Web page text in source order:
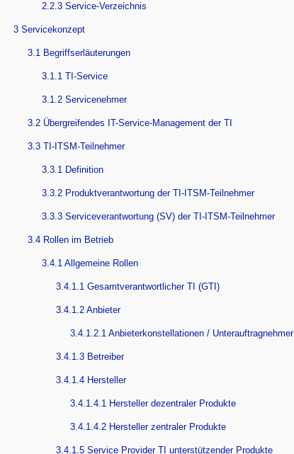
2.2.3 Service-Verzeichnis
3 Servicekonzept
3.1 Begriffserläuterungen
3.1.1 TI-Service
3.1.2 Servicenehmer
3.2 Übergreifendes IT-Service-Management der TI
3.3 TI-ITSM-Teilnehmer
3.3.1 Definition
3.3.2 Produktverantwortung der TI-ITSM-Teilnehmer
3.3.3 Serviceverantwortung (SV) der TI-ITSM-Teilnehmer
3.4 Rollen im Betrieb
3.4.1 Allgemeine Rollen
3.4.1.1 Gesamtverantwortlicher TI (GTI)
3.4.1.2 Anbieter
3.4.1.2.1 Anbieterkonstellationen / Unterauftragnehmer
3.4.1.3 Betreiber
3.4.1.4 Hersteller
3.4.1.4.1 Hersteller dezentraler Produkte
3.4.1.4.2 Hersteller zentraler Produkte
3.4.1.5 Service Provider TI unterstützender Produkte